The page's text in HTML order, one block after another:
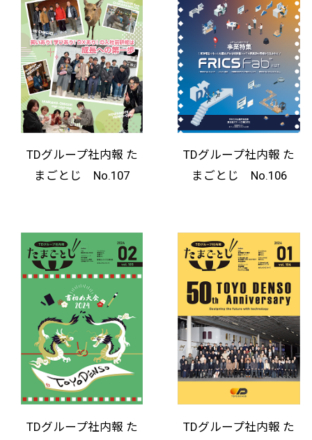
TDグループ社内報 た
まごとじ No.107
TDグループ社内報 た
まごとじ No.106
TDグループ社内報 た
TDグループ社内報 た